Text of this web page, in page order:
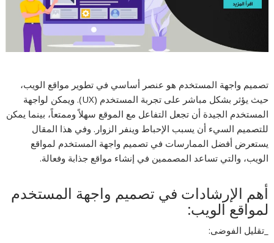
تصميم واجهة المستخدم هو عنصر أساسي في تطوير مواقع الويب،
حيث يؤثر بشكل مباشر على تجربة المستخدم (UX). ويمكن لواجهة
المستخدم الجيدة أن تجعل التفاعل مع الموقع سهلاً وممتعاً، بينما يمكن
للتصميم السيء أن يسبب الإحباط وينفر الزوار. وفي هذا المقال
يستعرض أفضل الممارسات في تصميم واجهة المستخدم لمواقع
الويب، والتي تساعد المصممين في إنشاء مواقع جذابة وفعالة.
أهم الإرشادات في تصميم واجهة المستخدم
لمواقع الويب:
_تقليل الفوضى: